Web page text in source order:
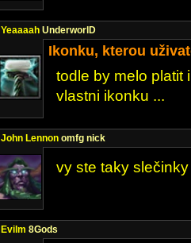
Yeaaaah UnderworlD
Ikonku, kterou
todle by melo platit
vlastni ikonku ...
John Lennon omfg nick
vy ste taky
Evilm 8Gods